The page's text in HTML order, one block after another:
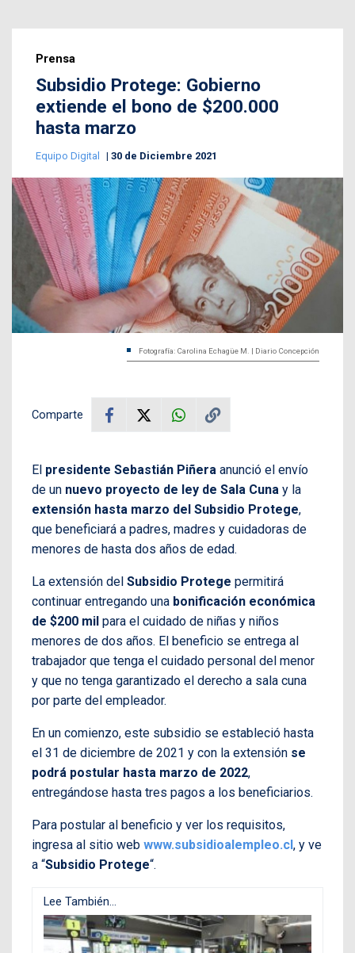
Prensa
Subsidio Protege: Gobierno
extiende el bono de $200.000
hasta marzo
Equipo Digital 30 de Diciembre 2021
Fotografía: Carolina Echagüe M. | Diario Concepción
Comparte
El presidente Sebastián Piñera anunció el envío
de un nuevo proyecto de ley de Sala Cuna y la
extensión hasta marzo del Subsidio Protege,
que beneficiará a padres, madres y cuidadoras de
menores de hasta dos años de edad.
La extensión del Subsidio Protege permitirá
continuar entregando una bonificación económica
de $200 mil para el cuidado de niñas y niños
menores de dos años. El beneficio se entrega al
trabajador que tenga el cuidado personal del menor
y que no tenga garantizado el derecho a sala cuna
por parte del empleador.
En un comienzo, este subsidio se estableció hasta
el 31 de diciembre de 2021 y con la extensión se
podrá postular hasta marzo de 2022,
entregándose hasta tres pagos a los beneficiarios.
Para postular al beneficio y ver los requisitos,
ingresa al sitio web www.subsidioalempleo.cl , y ve
a “Subsidio Protege“.
Lee También...